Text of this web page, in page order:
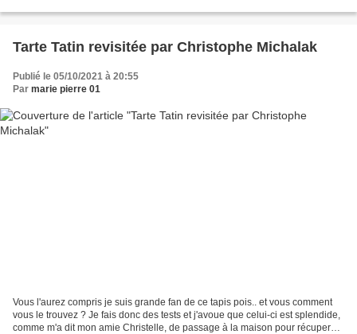
Tarte Tatin revisitée par Christophe Michalak
Publié le 05/10/2021 à 20:55
Par marie pierre 01
Vous l'aurez compris je suis grande fan de ce tapis pois.. et vous comment
vous le trouvez ? Je fais donc des tests et j'avoue que celui-ci est splendide,
comme m'a dit mon amie Christelle, de passage à la maison pour récuperer